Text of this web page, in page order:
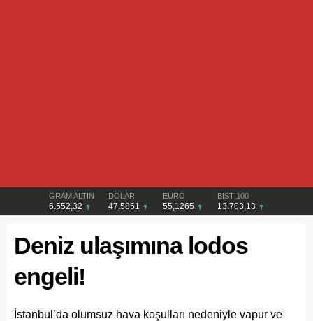
GRAM ALTIN
6.552,32
DOLAR
47,5851
EURO
55,1265
BIST 100
13.703,13
Deniz ulaşımına lodos
engeli!
İstanbul’da olumsuz hava koşulları nedeniyle vapur ve